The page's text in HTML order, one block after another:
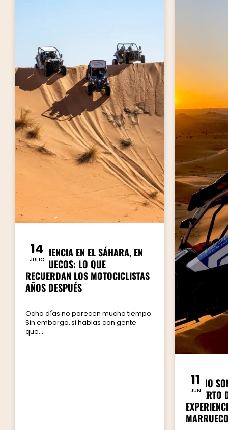
LEER MÁS
14
JULIO
EXPERIENCIA EN EL SÁHARA, EN
MARRUECOS: LO QUE
RECUERDAN LOS MOTOCICLISTAS
AÑOS DESPUÉS
Ocho días no parecen mucho tiempo.
Sin embargo, si hablas con gente
que...
11
JUN
¿CÓMO